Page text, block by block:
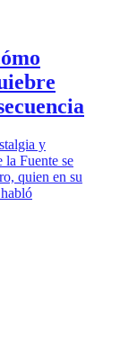
y
Fuente se
quien en su